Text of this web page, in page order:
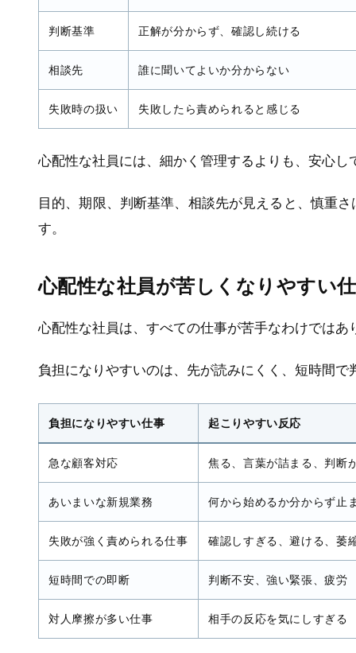
判断基準 正解が分からず、確認し続ける
相談先 誰に聞いてよいか分からない
失敗時の扱い 失敗したら責められると感じる
心配性な社員には、細かく管理するよりも、安心
目的、期限、判断基準、相談先が見えると、慎重
す。
心配性な社員が苦しくなりやすい
心配性な社員は、すべての仕事が苦手なわけではあ
負担になりやすいのは、先が読みにくく、短時間
負担になりやすい仕事 起こりやすい反応
急な顧客対応 焦る、言葉が詰まる、判断
あいまいな新規業務 何から始めるか分からず止
失敗が強く責められる仕事 確認しすぎる、避ける、萎
短時間での即断 判断不安、強い緊張、疲労
対人摩擦が多い仕事 相手の反応を気にしすぎる